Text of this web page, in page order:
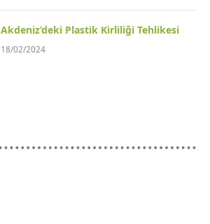
Akdeniz’deki Plastik Kirliliği Tehlikesi
18/02/2024